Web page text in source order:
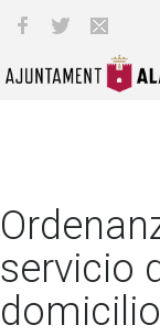
servicio